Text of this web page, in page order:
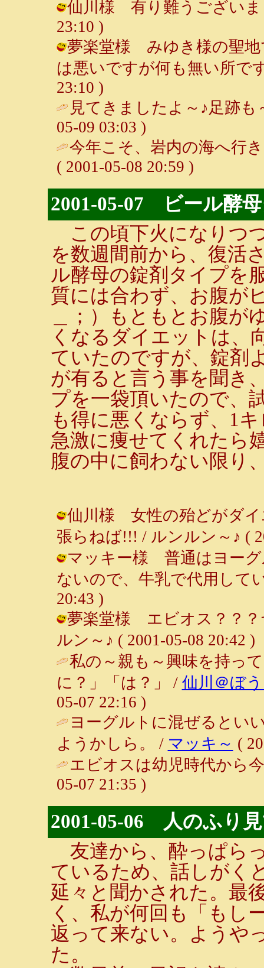
仙川様 有り難うございま
23:10 )
夢楽堂様 みゆき様の聖地
は悪いですが何も無い所で
23:10 )
見てきましたよ～♪足跡
05-09 03:03 )
今年こそ、岩内の海へ行
( 2001-05-08 20:59 )
2001-05-07 ビール酵
この頃下火になりつ
を数週間前から、復活
ル酵母の錠剤タイプを
質には合わず、お腹が
＿；）もともとお腹が
くなるダイエットは、
ていたのですが、錠剤
が有ると言う事を聞き
プを一袋頂いたので、
も得に悪くならず、1
急激に痩せてくれたら
腹の中に飼わない限り
仙川様 女性の殆どがダイ
張らねば!!! / ルンルン～♪ (
マッキー様 普通はヨーグ
ないので、牛乳で代用して
20:43 )
夢楽堂様 エビオス？？？
ルン～♪ ( 2001-05-08 20:42 )
私の～親も～興味を持っ
に？」「は？」 / 仙川＠ぼ
05-07 22:16 )
ヨーグルトに混ぜるとい
ようかしら。 / マッキ～ (
エビオスは幼児時代から
05-07 21:35 )
2001-05-06 人のふり
友達から、酔っぱら
ているため、話しがく
延々と聞かされた。最
く、私が何回も「もし
返って来ない。ようや
た。